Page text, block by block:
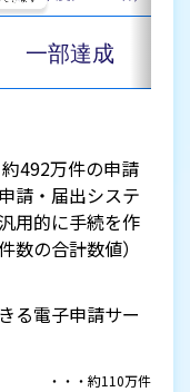
一部達成
492万件の申請
請・届出システ
用的に手続を作
数の合計数値）
る電子申請サー
・・・約110万件